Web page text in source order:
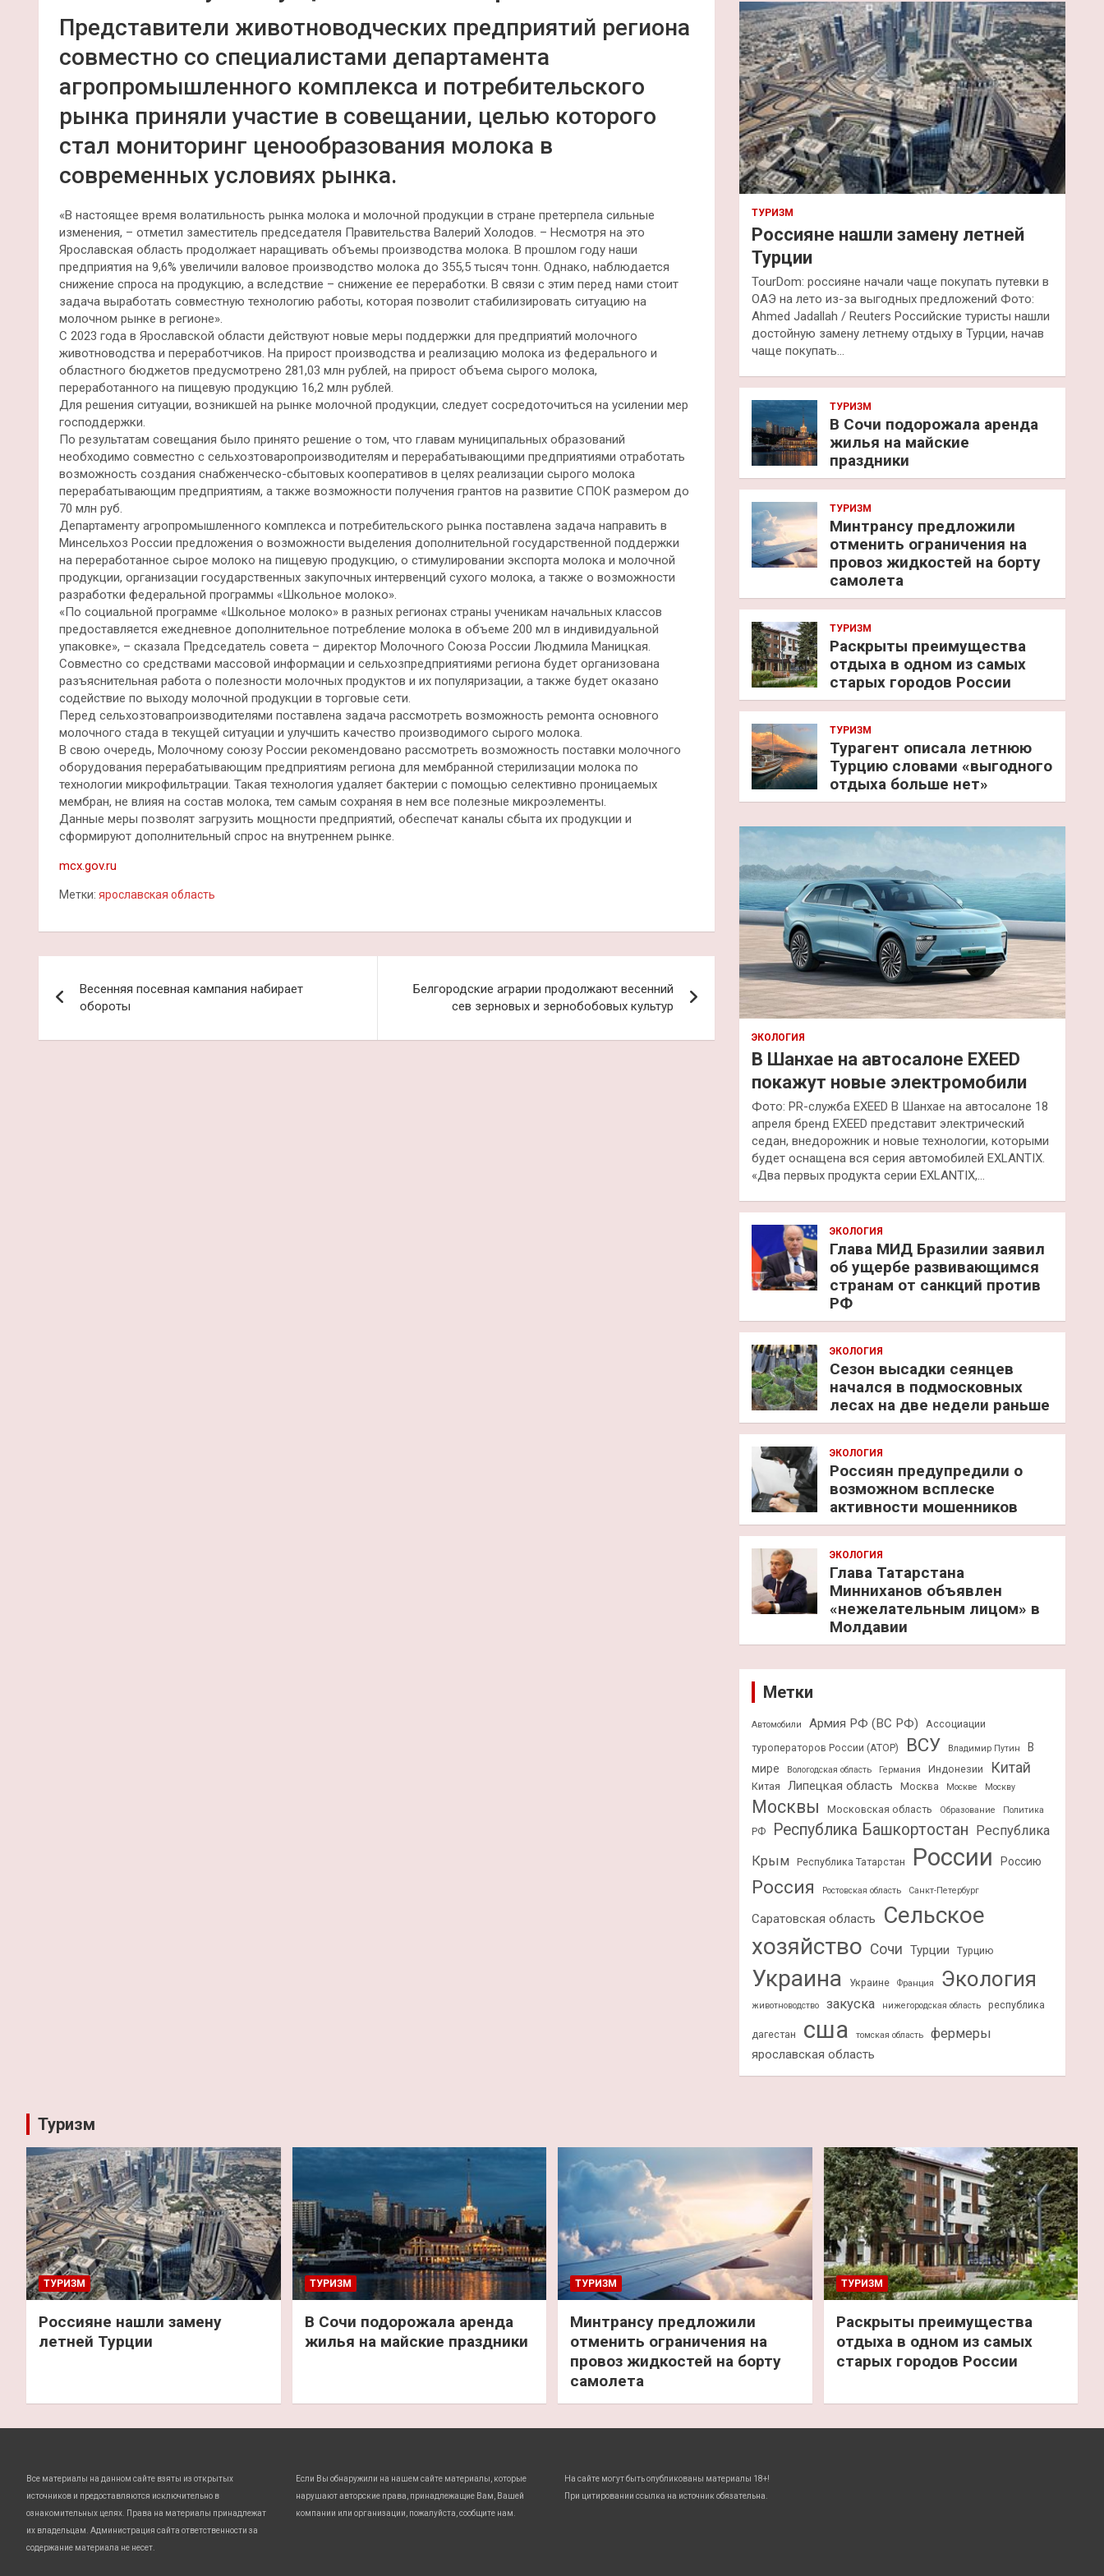
Представители животноводческих предприятий региона
совместно со специалистами департамента
агропромышленного комплекса и потребительского
рынка приняли участие в совещании, целью которого
стал мониторинг ценообразования молока в
современных условиях рынка.
«В настоящее время волатильность рынка молока и молочной продукции в стране претерпела сильные
изменения, – отметил заместитель председателя Правительства Валерий Холодов. – Несмотря на это
Ярославская область продолжает наращивать объемы производства молока. В прошлом году наши
предприятия на 9,6% увеличили валовое производство молока до 355,5 тысяч тонн. Однако, наблюдается
снижение спроса на продукцию, а вследствие – снижение ее переработки. В связи с этим перед нами стоит
задача выработать совместную технологию работы, которая позволит стабилизировать ситуацию на
молочном рынке в регионе».
С 2023 года в Ярославской области действуют новые меры поддержки для предприятий молочного
животноводства и переработчиков. На прирост производства и реализацию молока из федерального и
областного бюджетов предусмотрено 281,03 млн рублей, на прирост объема сырого молока,
переработанного на пищевую продукцию 16,2 млн рублей.
Для решения ситуации, возникшей на рынке молочной продукции, следует сосредоточиться на усилении мер
господдержки.
По результатам совещания было принято решение о том, что главам муниципальных образований
необходимо совместно с сельхозтоваропроизводителям и перерабатывающими предприятиями отработать
возможность создания снабженческо-сбытовых кооперативов в целях реализации сырого молока
перерабатывающим предприятиям, а также возможности получения грантов на развитие СПОК размером до
70 млн руб.
Департаменту агропромышленного комплекса и потребительского рынка поставлена задача направить в
Минсельхоз России предложения о возможности выделения дополнительной государственной поддержки
на переработанное сырое молоко на пищевую продукцию, о стимулировании экспорта молока и молочной
продукции, организации государственных закупочных интервенций сухого молока, а также о возможности
разработки федеральной программы «Школьное молоко».
«По социальной программе «Школьное молоко» в разных регионах страны ученикам начальных классов
предоставляется ежедневное дополнительное потребление молока в объеме 200 мл в индивидуальной
упаковке», – сказала Председатель совета – директор Молочного Союза России Людмила Маницкая.
Совместно со средствами массовой информации и сельхозпредприятиями региона будет организована
разъяснительная работа о полезности молочных продуктов и их популяризации, а также будет оказано
содействие по выходу молочной продукции в торговые сети.
Перед сельхозтовапроизводителями поставлена задача рассмотреть возможность ремонта основного
молочного стада в текущей ситуации и улучшить качество производимого сырого молока.
В свою очередь, Молочному союзу России рекомендовано рассмотреть возможность поставки молочного
оборудования перерабатывающим предприятиям региона для мембранной стерилизации молока по
технологии микрофильтрации. Такая технология удаляет бактерии с помощью селективно проницаемых
мембран, не влияя на состав молока, тем самым сохраняя в нем все полезные микроэлементы.
Данные меры позволят загрузить мощности предприятий, обеспечат каналы сбыта их продукции и
сформируют дополнительный спрос на внутреннем рынке.
mcx.gov.ru
Метки: ярославская область
по
записям
Весенняя посевная кампания набирает
обороты
Белгородские аграрии продолжают весенний
сев зерновых и зернобобовых культур
к
ТУРИЗМ
Россияне нашли замену летней
Турции
TourDom: россияне начали чаще покупать путевки в
ОАЭ на лето из-за выгодных предложений Фото:
Ahmed Jadallah / Reuters Российские туристы нашли
достойную замену летнему отдыху в Турции, начав
чаще покупать…
ТУРИЗМ
В Сочи подорожала аренда
жилья на майские
праздники
ТУРИЗМ
Минтрансу предложили
отменить ограничения на
провоз жидкостей на борту
самолета
ТУРИЗМ
Раскрыты преимущества
отдыха в одном из самых
старых городов России
ТУРИЗМ
Турагент описала летнюю
Турцию словами «выгодного
отдыха больше нет»
ЭКОЛОГИЯ
В Шанхае на автосалоне EXEED
покажут новые электромобили
Фото: PR-служба EXEED В Шанхае на автосалоне 18
апреля бренд EXEED представит электрический
седан, внедорожник и новые технологии, которыми
будет оснащена вся серия автомобилей EXLANTIX.
«Два первых продукта серии EXLANTIX,…
ЭКОЛОГИЯ
Глава МИД Бразилии заявил
об ущербе развивающимся
странам от санкций против
РФ
ЭКОЛОГИЯ
Сезон высадки сеянцев
начался в подмосковных
лесах на две недели раньше
ЭКОЛОГИЯ
Россиян предупредили о
возможном всплеске
активности мошенников
ЭКОЛОГИЯ
Глава Татарстана
Минниханов объявлен
«нежелательным лицом» в
Молдавии
Метки
Автомобили Армия РФ (ВС РФ)
Ассоциации
туроператоров России (АТОР)
ВСУ Владимир Путин
В
мире
Вологодская область Германия Индонезии Китай
Китая Липецкая область Москва Москве Москву
Москвы Московская область Образование Политика
РФ Республика Башкортостан Республика
Крым
Республика Татарстан России Россию
Россия Ростовская область Санкт-Петербург
Саратовская область
Сельское
хозяйство Сочи Турции Турцию
Украина Украине Франция Экология
животноводство закуска нижегородская область республика
дагестан сша томская область фермеры
ярославская область
Туризм
ТУРИЗМ
Россияне нашли замену
летней Турции
ТУРИЗМ
В Сочи подорожала аренда
жилья на майские праздники
ТУРИЗМ
Минтрансу предложили
отменить ограничения на
провоз жидкостей на борту
самолета
ТУРИЗМ
Раскрыты преимущества
отдыха в одном из самых
старых городов России
Все материалы на данном сайте взяты из открытых
источников и предоставляются исключительно в
ознакомительных целях. Права на материалы принадлежат
их владельцам. Администрация сайта ответственности за
содержание материала не несет.
Если Вы обнаружили на нашем сайте материалы, которые
нарушают авторские права, принадлежащие Вам, Вашей
компании или организации, пожалуйста, сообщите нам.
На сайте могут быть опубликованы материалы 18+!
При цитировании ссылка на источник обязательна.